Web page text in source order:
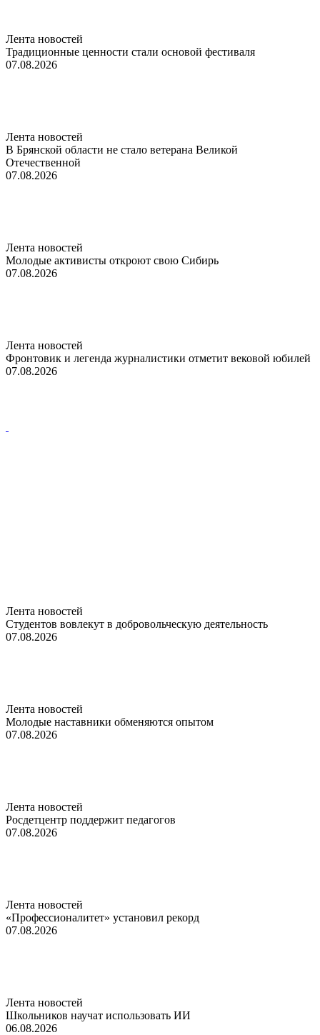
Лента новостей
Традиционные ценности стали основой фестиваля
07.08.2026
Лента новостей
В Брянской области не стало ветерана Великой
Отечественной
07.08.2026
Лента новостей
Молодые активисты откроют свою Сибирь
07.08.2026
Лента новостей
Фронтовик и легенда журналистики отметит вековой юбилей
07.08.2026
Лента новостей
Студентов вовлекут в добровольческую деятельность
07.08.2026
Лента новостей
Молодые наставники обменяются опытом
07.08.2026
Лента новостей
Росдетцентр поддержит педагогов
07.08.2026
Лента новостей
«Профессионалитет» установил рекорд
07.08.2026
Лента новостей
Школьников научат использовать ИИ
06.08.2026